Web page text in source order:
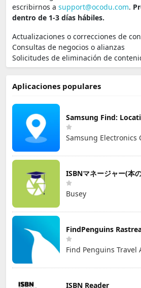
escribirnos a support@ocodu.com.
dentro de 1-3 días hábiles.
Actualizaciones o correcciones de
Consultas de negocios o alianzas
Solicitudes de eliminación de
Aplicaciones populares
Samsung Find:
Samsung Electronics
Busey
FindPenguins
Find Penguins Travel
ISBN Reader